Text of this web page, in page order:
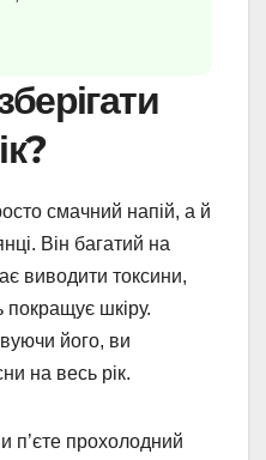
смачний напій, а й
Він багатий на
виводити токсини,
покращує шкіру.
його, ви
на весь рік.
п’єте прохолодний